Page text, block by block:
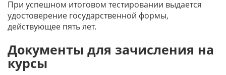
При успешном итоговом тестировании выдается
удостоверение государственной формы,
действующее пять лет.
Документы для зачисления на
курсы